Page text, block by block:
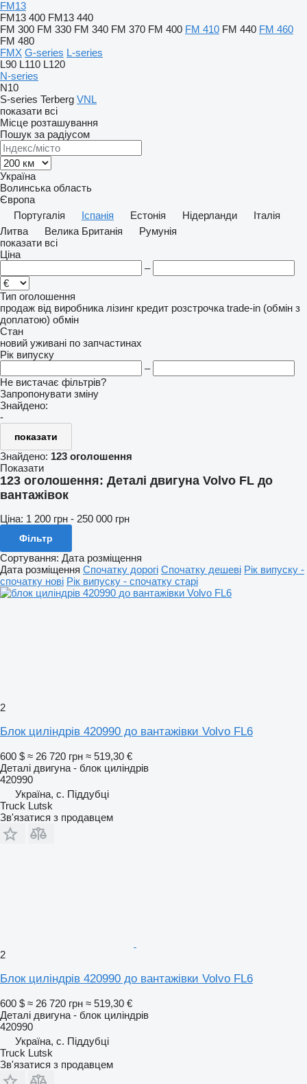
FM13
FM13 400 FM13 440
FM 300 FM 330 FM 340 FM 370 FM 400 FM 410 FM 440 FM 460
FM 480
FMX G-series L-series
L90 L110 L120
N-series
N10
S-series Terberg VNL
показати всі
Місце розташування
Пошук за радіусом
Україна
Волинська область
Європа
Португалія
Іспанія Естонія Нідерланди
Італія
Литва
Велика Британія
Румунія
показати всі
Ціна
–
Тип оголошення
продаж від виробника лізинг кредит розстрочка trade-in (обмін з
доплатою) обмін
Стан
новий уживані по запчастинах
Рік випуску
–
Не вистачає фільтрів?
Запропонувати зміну
Знайдено:
-
показати
Знайдено: 123 оголошення
Показати
123 оголошення: Деталі двигуна Volvo FL до
вантажівок
Ціна: 1 200 грн - 250 000 грн
Фільтр
Сортування: Дата розміщення
Дата розміщення Спочатку дорогі Спочатку дешеві Рік випуску -
спочатку нові Рік випуску - спочатку старі
2
Блок циліндрів 420990 до вантажівки Volvo FL6
600 $ ≈ 26 720 грн ≈ 519,30 €
Деталі двигуна - блок циліндрів
420990
Україна, с. Піддубці
Truck Lutsk
Зв'язатися з продавцем
2
Блок циліндрів 420990 до вантажівки Volvo FL6
600 $ ≈ 26 720 грн ≈ 519,30 €
Деталі двигуна - блок циліндрів
420990
Україна, с. Піддубці
Truck Lutsk
Зв'язатися з продавцем